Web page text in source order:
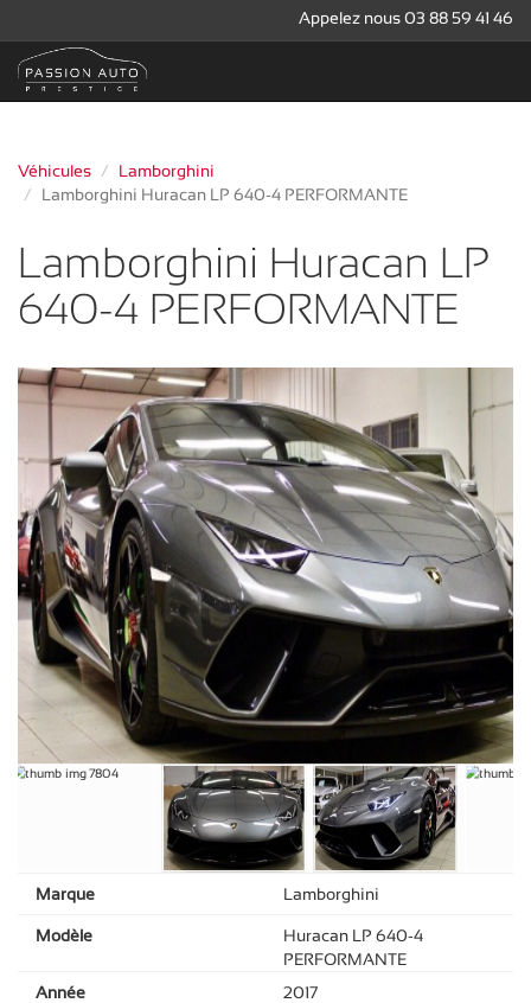
Appelez nous 03 88 59 41 46
Véhicules
Lamborghini
Lamborghini Huracan LP 640-4 PERFORMANTE
Lamborghini Huracan LP
640-4 PERFORMANTE
Marque Lamborghini
Modèle
Huracan LP 640-4
PERFORMANTE
Année
2017